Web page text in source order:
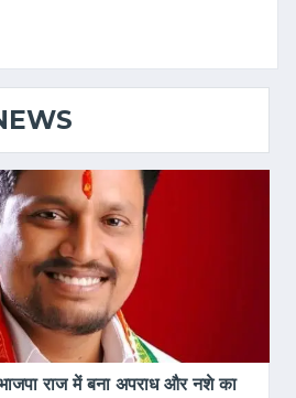
राज में बना अपराध और नशे का